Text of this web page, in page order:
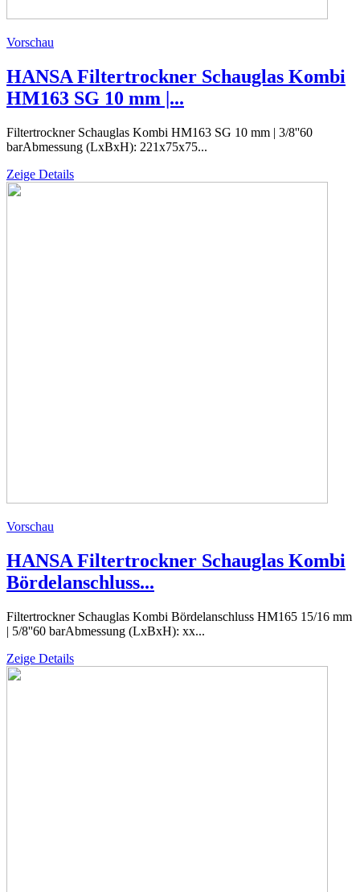
Vorschau
HANSA Filtertrockner Schauglas Kombi
HM163 SG 10 mm |...
Filtertrockner Schauglas Kombi HM163 SG 10 mm | 3/8''60
barAbmessung (LxBxH): 221x75x75...
Zeige Details
Vorschau
HANSA Filtertrockner Schauglas Kombi
Bördelanschluss...
Filtertrockner Schauglas Kombi Bördelanschluss HM165 15/16 mm
| 5/8''60 barAbmessung (LxBxH): xx...
Zeige Details